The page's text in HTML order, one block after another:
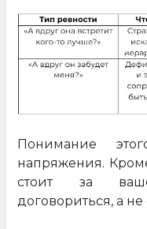
Понимание
напряжения.
стоит за
договориться, а не